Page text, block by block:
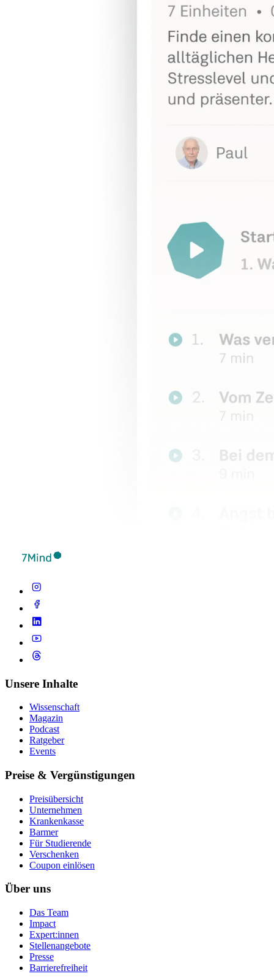
Unsere Inhalte
Wissenschaft
Magazin
Podcast
Ratgeber
Events
Preise & Vergünstigungen
Preisübersicht
Unternehmen
Krankenkasse
Barmer
Für Studierende
Ver­schen­ken
Coupon einlösen
Über uns
Das Team
Impact
Expert:innen
Stellenangebote
Presse
Barrierefreiheit